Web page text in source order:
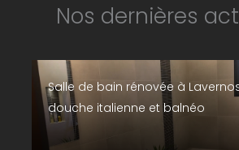
Nos dernières
Salle de bain rénovée à
douche italienne et balnéo